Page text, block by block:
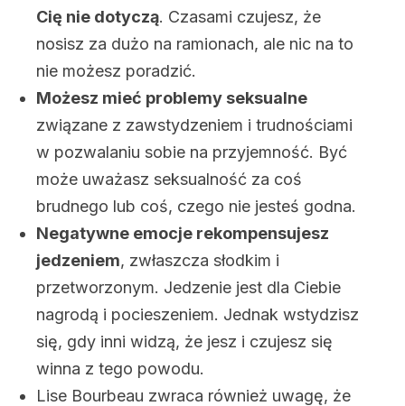
Cię nie dotyczą. Czasami czujesz, że
nosisz za dużo na ramionach, ale nic na to
nie możesz poradzić.
Możesz mieć problemy seksualne
związane z zawstydzeniem i trudnościami
w pozwalaniu sobie na przyjemność. Być
może uważasz seksualność za coś
brudnego lub coś, czego nie jesteś godna.
Negatywne emocje rekompensujesz
jedzeniem, zwłaszcza słodkim i
przetworzonym. Jedzenie jest dla Ciebie
nagrodą i pocieszeniem. Jednak wstydzisz
się, gdy inni widzą, że jesz i czujesz się
winna z tego powodu.
Lise Bourbeau zwraca również uwagę, że